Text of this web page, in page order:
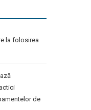
la folosirea
de